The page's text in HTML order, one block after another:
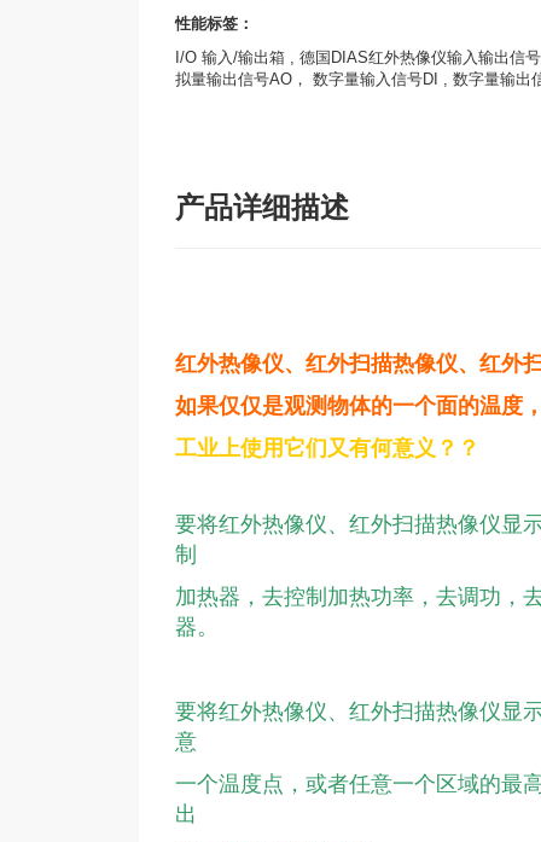
性能标签：
I/O 输入/输出箱 , 德国DIAS红外热像仪输入输出信
拟量输出信号AO， 数字量输入信号DI , 数字量输
产品详细描述
红外热像仪、红外扫描热像仪、红外
如果仅仅是观测物体的一个面的温度
工业上使用它们又有何意义？？
要将红外热像仪、红外扫描热像仪显
制
加热器，去控制加热功率，去调功，
器。
要将红外热像仪、红外扫描热像仪显
意
一个温度点，或者任意一个区域的最
出